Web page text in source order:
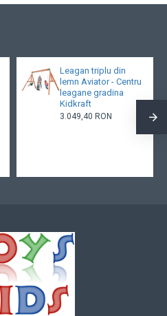
Leagan triplu din
lemn Aviator - Centru
leagane gradina
Kidkraft
3.049,40 RON